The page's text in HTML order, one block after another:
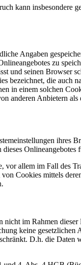
kann insbesondere
Angaben
zu
und seinen Browser
bezeichnet, die auch
in einem solchen
anderen Anbietern als
ihres
Onlineangebotes
allem im Fall des
Cookies mittels
im Rahmen
keine gesetzlichen
D.h. die Daten